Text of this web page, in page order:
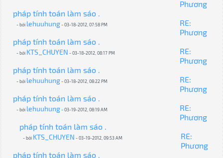
Phương
pháp tính toán làm sáo .
- bởi lehuuhung- 03-18-2012, 07:58 PM
RE:
Phương
pháp tính toán làm sáo .
- bởi KTS_CHUYEN - 03-18-2012, 08:17 PM
RE:
Phương
pháp tính toán làm sáo .
- bởi lehuuhung- 03-18-2012, 08:22 PM
RE:
Phương
pháp tính toán làm sáo .
- bởi lehuuhung- 03-19-2012, 08:19 AM
RE:
Phương
pháp tính toán làm sáo .
- bởi KTS_CHUYEN - 03-19-2012, 09:53 AM
RE:
Phương
pháp tính toán làm sáo .